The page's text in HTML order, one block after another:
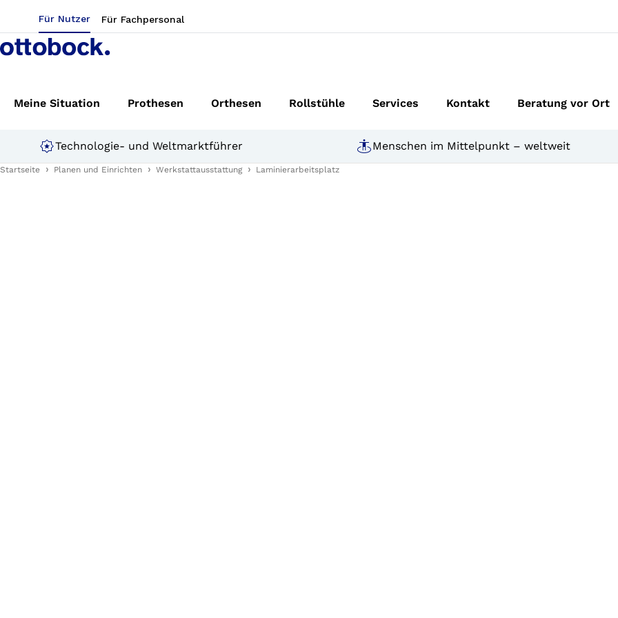
Für Nutzer Für Fachpersonal
Meine Situation Prothesen Orthesen Rollstühle Services Kontakt Beratung vor Ort
Technologie- und Weltmarktführer Menschen im Mittelpunkt – weltweit
Startseite Planen und Einrichten Werkstattausstattung Laminierarbeitsplatz